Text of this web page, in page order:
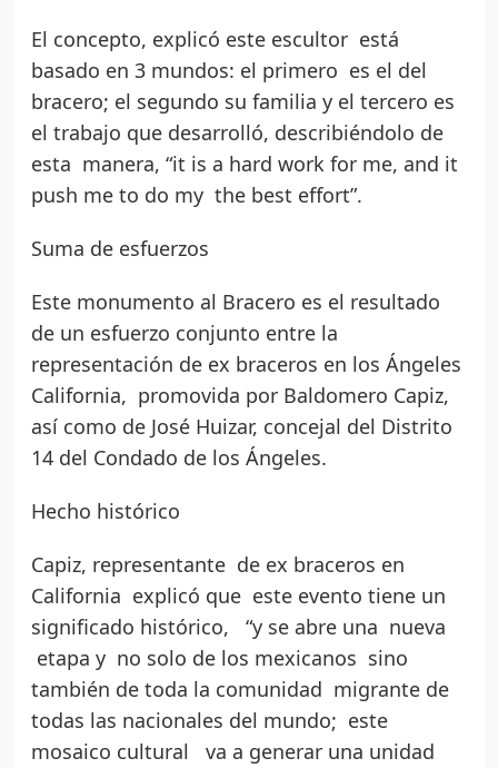
El concepto, explicó este escultor está
basado en 3 mundos: el primero es el del
bracero; el segundo su familia y el tercero es
el trabajo que desarrolló, describiéndolo de
esta manera, “it is a hard work for me, and it
push me to do my the best effort”.
Suma de esfuerzos
Este monumento al Bracero es el resultado
de un esfuerzo conjunto entre la
representación de ex braceros en los Ángeles
California, promovida por Baldomero Capiz,
así como de José Huizar, concejal del Distrito
14 del Condado de los Ángeles.
Hecho histórico
Capiz, representante de ex braceros en
California explicó que este evento tiene un
significado histórico, “y se abre una nueva
etapa y no solo de los mexicanos sino
también de toda la comunidad migrante de
todas las nacionales del mundo; este
mosaico cultural va a generar una unidad